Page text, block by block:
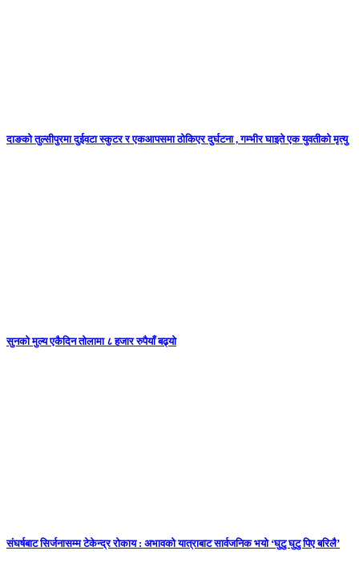
दाङको तुल्सीपुरमा दुईवटा स्कुटर र एकआपसमा ठोकिएर दुर्घटना , गम्भीर घाइते एक युवतीको मृत्यु
सुनकाे मुल्य एकैदिन तोलामा ८ हजार रुपैयाँ बढ्यो
संघर्षबाट सिर्जनासम्म टेकेन्द्र रोकाय : अभावको यात्राबाट सार्वजनिक भयो ‘घुटु घुटु पिए बरिलै’